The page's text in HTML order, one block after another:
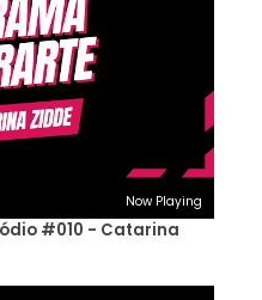
Now Playing
#010 - Catarina